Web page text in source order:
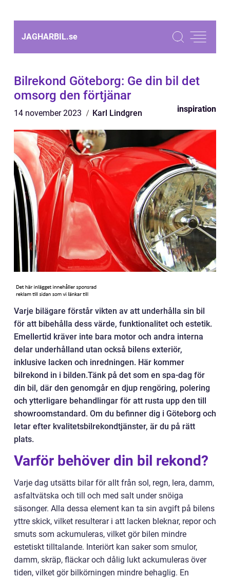
JAGHARBIL.se
Bilrekond Göteborg: Ge din bil det
omsorg den förtjänar
14 november 2023 Karl Lindgren inspiration
Varje bilägare förstår vikten av att underhålla sin bil
för att bibehålla dess värde, funktionalitet och estetik.
Emellertid kräver inte bara motor och andra interna
delar underhålland utan också bilens exteriör,
inklusive lacken och inredningen. Här kommer
bilrekond in i bilden.Tänk på det som en spa-dag för
din bil, där den genomgår en djup rengöring, polering
och ytterligare behandlingar för att rusta upp den till
showroomstandard. Om du befinner dig i Göteborg och
letar efter kvalitetsbilrekondtjänster, är du på rätt
plats.
Varför behöver din bil rekond?
Varje dag utsätts bilar för allt från sol, regn, lera, damm,
asfaltvätska och till och med salt under snöiga
säsonger. Alla dessa element kan ta sin avgift på bilens
yttre skick, vilket resulterar i att lacken bleknar, repor och
smuts som ackumuleras, vilket gör bilen mindre
estetiskt tilltalande. Interiört kan saker som smulor,
damm, skräp, fläckar och dålig lukt ackumuleras över
tiden, vilket gör bilkörningen mindre behaglig. En